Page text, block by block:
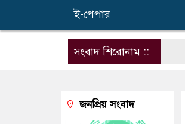
ই-পেপার
সংবাদ শিরোনাম ::
জনপ্রিয় সংবাদ